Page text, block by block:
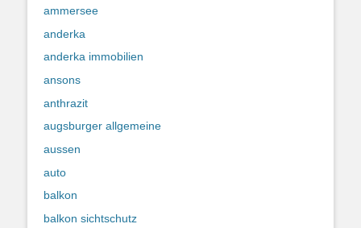
ammersee
anderka
anderka immobilien
ansons
anthrazit
augsburger allgemeine
aussen
auto
balkon
balkon sichtschutz